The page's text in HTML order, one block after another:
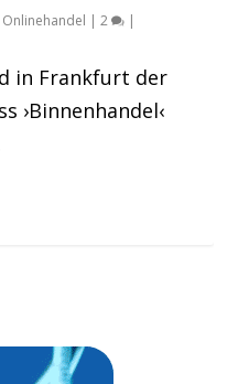
Onlinehandel |2 |
in Frankfurt der
›Binnenhandel‹